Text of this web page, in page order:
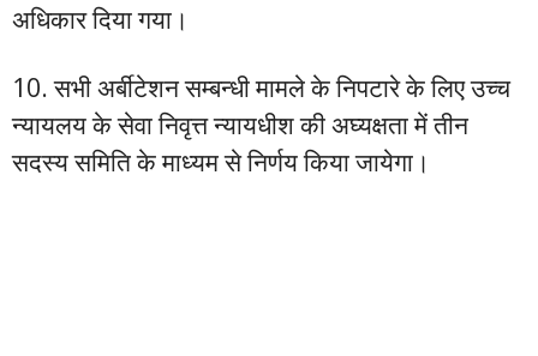
अधिकार दिया गया।
10. सभी अर्बीटेशन सम्बन्धी मामले के निपटारे के लिए उच्च
न्यायलय के सेवा निवृत्त न्यायधीश की अघ्यक्षता में तीन
सदस्य समिति के माध्यम से निर्णय किया जायेगा।